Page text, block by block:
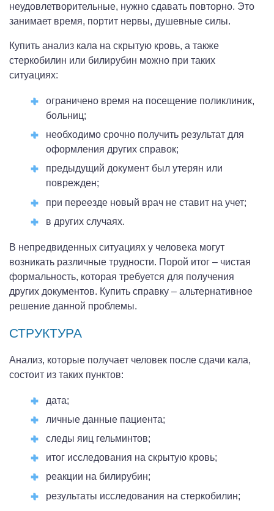
неудовлетворительные, нужно сдавать повторно. Это
занимает время, портит нервы, душевные силы.
Купить анализ кала на скрытую кровь, а также
стеркобилин или билирубин можно при таких
ситуациях:
ограничено время на посещение поликлиник,
больниц;
необходимо срочно получить результат для
оформления других справок;
предыдущий документ был утерян или
поврежден;
при переезде новый врач не ставит на учет;
в других случаях.
В непредвиденных ситуациях у человека могут
возникать различные трудности. Порой итог – чистая
формальность, которая требуется для получения
других документов. Купить справку – альтернативное
решение данной проблемы.
СТРУКТУРА
Анализ, которые получает человек после сдачи кала,
состоит из таких пунктов:
дата;
личные данные пациента;
следы яиц гельминтов;
итог исследования на скрытую кровь;
реакции на билирубин;
результаты исследования на стеркобилин;